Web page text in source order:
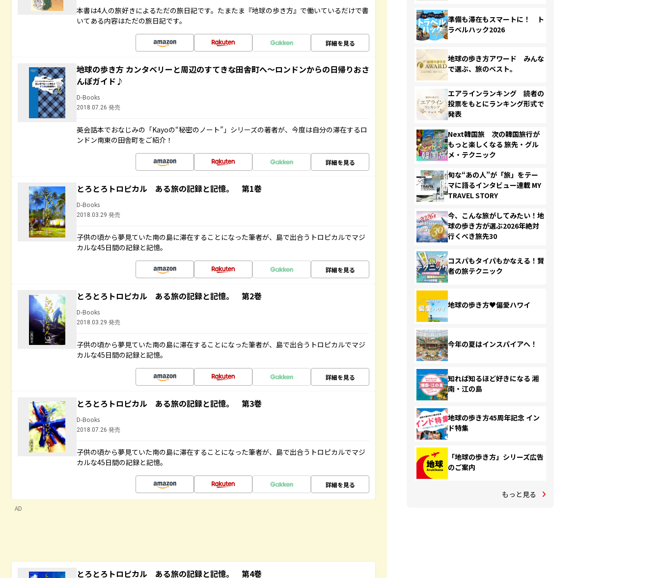
本書は4人の旅好きによるただの旅日記です。たまたま『地球の歩き方』で働いているだけで書
いてある内容はただの旅日記です。
詳細を見る
地球の歩き方 カンタベリーと周辺のすてきな田舎町へ～ロンドンからの日帰りおさ
んぽガイド♪
D-Books
2018.07.26 発売
英会話本でおなじみの「Kayoの“秘密のノート”」シリーズの著者が、今度は自分の滞在するロ
ンドン南東の田舎町をご紹介！
詳細を見る
とろとろトロピカル ある旅の記録と記憶。 第1巻
D-Books
2018.03.29 発売
子供の頃から夢見ていた南の島に滞在することになった筆者が、島で出合うトロピカルでマジ
カルな45日間の記録と記憶。
詳細を見る
とろとろトロピカル ある旅の記録と記憶。 第2巻
D-Books
2018.03.29 発売
子供の頃から夢見ていた南の島に滞在することになった筆者が、島で出合うトロピカルでマジ
カルな45日間の記録と記憶。
詳細を見る
とろとろトロピカル ある旅の記録と記憶。 第3巻
D-Books
2018.07.26 発売
子供の頃から夢見ていた南の島に滞在することになった筆者が、島で出合うトロピカルでマジ
カルな45日間の記録と記憶。
詳細を見る
AD
とろとろトロピカル ある旅の記録と記憶。 第4巻
準備も滞在もスマートに！ ト
ラベルハック2026
地球の歩き方アワード みんな
で選ぶ、旅のベスト。
エアラインランキング 読者の
投票をもとにランキング形式で
発表
Next韓国旅 次の韓国旅行が
もっと楽しくなる 旅先・グル
メ・テクニック
旬な“あの人”が「旅」をテー
マに語るインタビュー連載 MY
TRAVEL STORY
今、こんな旅がしてみたい！地
球の歩き方が選ぶ2026年絶対
行くべき旅先30
コスパもタイパもかなえる！賢
者の旅テクニック
地球の歩き方♥偏愛ハワイ
今年の夏はインスパイアへ！
知れば知るほど好きになる 湘
南・江の島
地球の歩き方45周年記念 イン
ド特集
「地球の歩き方」シリーズ広告
のご案内
もっと見る